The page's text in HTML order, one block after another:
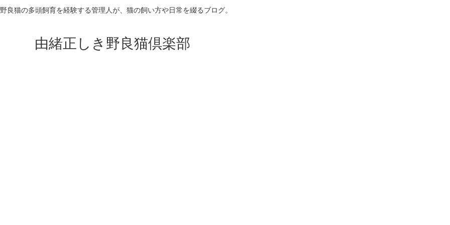
良猫の多頭飼育を経験する管理人が、猫の飼い方や日常を綴るブログ。
由緒正しき野良猫倶楽部